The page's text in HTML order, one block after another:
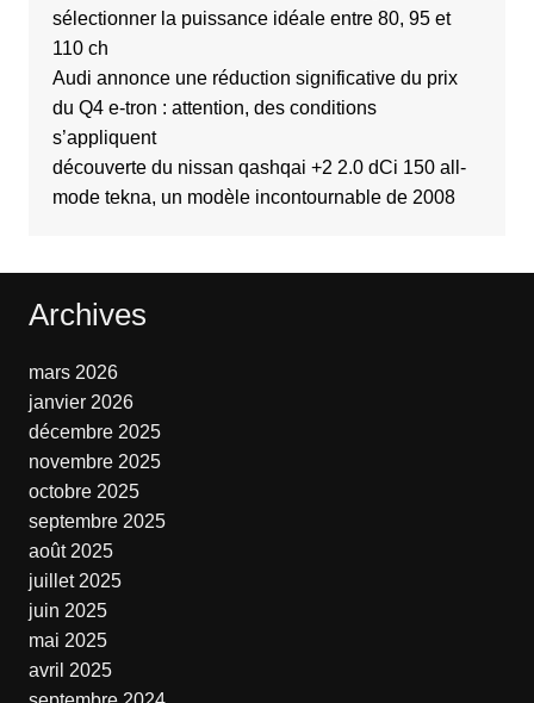
sélectionner la puissance idéale entre 80, 95 et
110 ch
Audi annonce une réduction significative du prix
du Q4 e-tron : attention, des conditions
s’appliquent
découverte du nissan qashqai +2 2.0 dCi 150 all-
mode tekna, un modèle incontournable de 2008
Archives
mars 2026
janvier 2026
décembre 2025
novembre 2025
octobre 2025
septembre 2025
août 2025
juillet 2025
juin 2025
mai 2025
avril 2025